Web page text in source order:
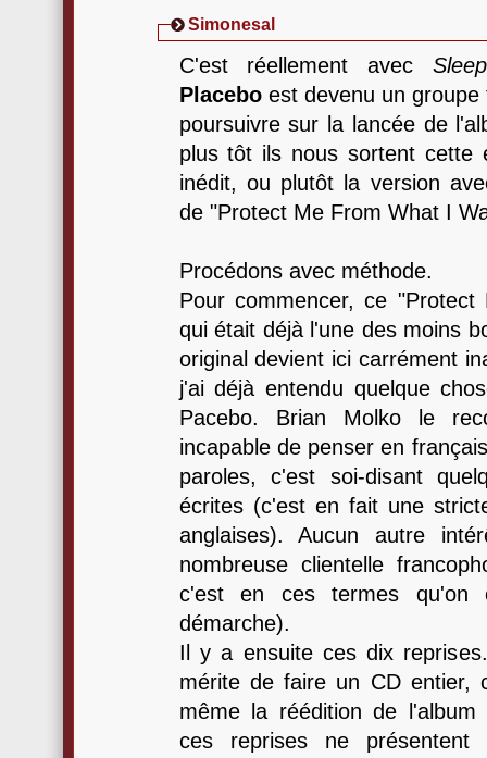
Simonesal
C'est réellement avec
Placeboest devenu un groupe
poursuivre sur la lancée de
plus tôt ils nous sortent cette
inédit, ou plutôt la version
de "Protect Me From What I
Procédons avec méthode.
Pour commencer, ce
qui était déjà l'une des moins
original devient ici carrément
j'ai déjà entendu quelque
Pacebo. Brian Molko le
incapable de penser en
paroles, c'est soi-disant
écrites (c'est en fait une
anglaises). Aucun autre
nombreuse clientelle
c'est en ces termes qu'on
démarche).
Il y a ensuite ces dix
mérite de faire un CD entier,
même la réédition de
ces reprises ne